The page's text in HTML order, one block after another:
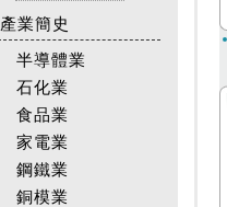
產業簡史
半導體業
石化業
食品業
家電業
鋼鐵業
銅模業